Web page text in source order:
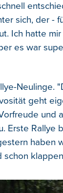
sich, der -
Ich hatte
es war
Neulinge.
geht
und
Erste Rallye
haben
schon